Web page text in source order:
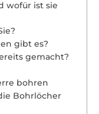
wofür ist sie
gibt es?
gemacht?
bohren
Bohrlöcher